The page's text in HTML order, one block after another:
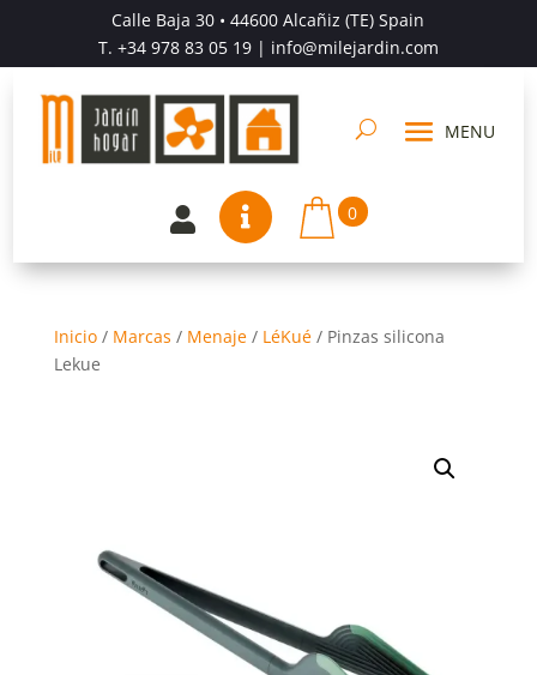
Calle Baja 30 • 44600 Alcañiz (TE) Spain
T. +34 978 83 05 19| info@milejardin.com
  0
Inicio/ Marcas / Menaje/ LéKué/ Pinzas silicona
Lekue